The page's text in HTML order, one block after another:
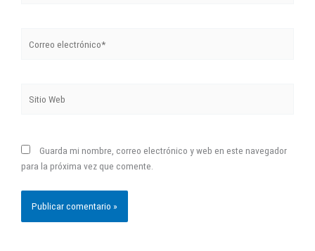
electrónico*
Web
Guarda mi nombre, correo electrónico y web en este navegador
para la próxima vez que comente.